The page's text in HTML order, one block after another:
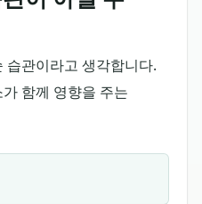
습관이라고 생각합니다.
함께 영향을 주는